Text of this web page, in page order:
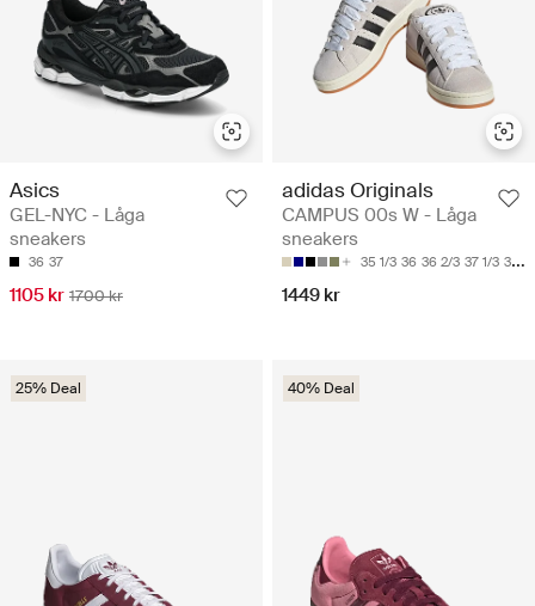
Asics
GEL-NYC - Låga
sneakers
36 37
1105 kr 1700 kr
adidas Originals
CAMPUS 00s W - Låga
sneakers
35 1/3 36 36 2/3 37 1/3 38
1449 kr
25% Deal 40% Deal